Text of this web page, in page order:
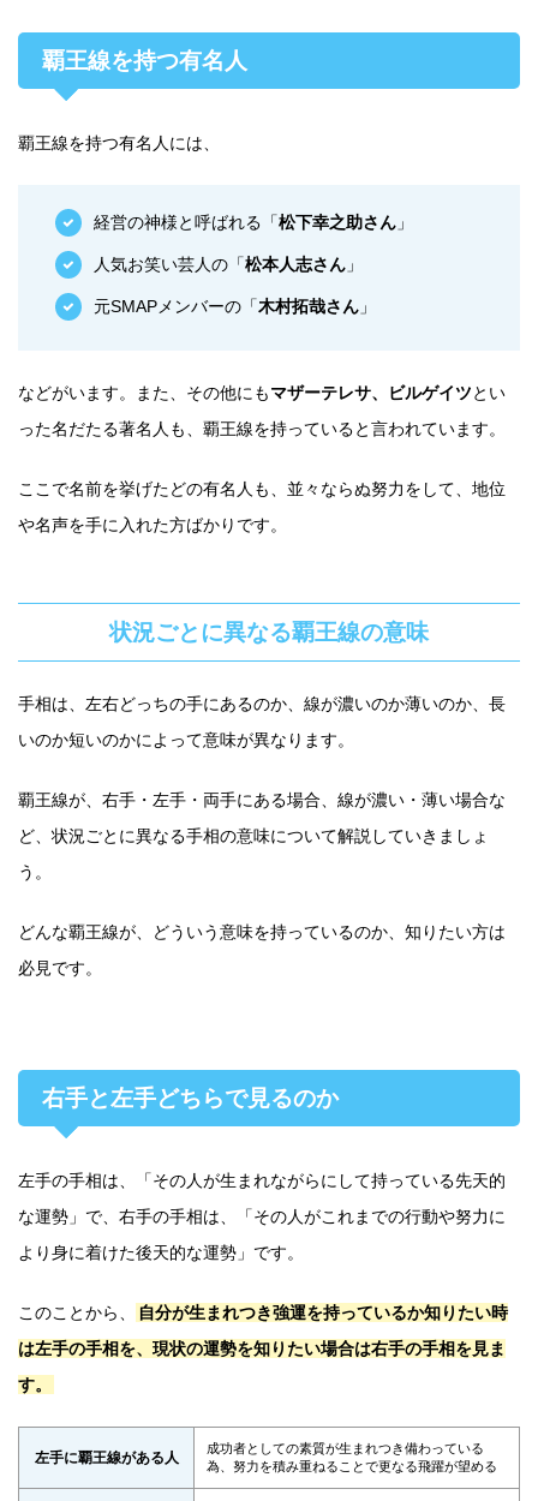
覇王線を持つ有名人
覇王線を持つ有名人には、
経営の神様と呼ばれる「松下幸之助さん」
人気お笑い芸人の「松本人志さん」
元SMAPメンバーの「木村拓哉さん」
などがいます。また、その他にもマザーテレサ、ビルゲイツとい
った名だたる著名人も、覇王線を持っていると言われています。
ここで名前を挙げたどの有名人も、並々ならぬ努力をして、地位
や名声を手に入れた方ばかりです。
状況ごとに異なる覇王線の意味
手相は、左右どっちの手にあるのか、線が濃いのか薄いのか、長
いのか短いのかによって意味が異なります。
覇王線が、右手・左手・両手にある場合、線が濃い・薄い場合な
ど、状況ごとに異なる手相の意味について解説していきましょ
う。
どんな覇王線が、どういう意味を持っているのか、知りたい方は
必見です。
右手と左手どちらで見るのか
左手の手相は、「その人が生まれながらにして持っている先天的
な運勢」で、右手の手相は、「その人がこれまでの行動や努力に
より身に着けた後天的な運勢」です。
このことから、
自分が生まれつき強運を持っているか知りたい時
は左手の手相を、現状の運勢を知りたい場合は右手の手相を見ま
す。
左手に覇王線がある人
成功者としての素質が生まれつき備わっている
為、努力を積み重ねることで更なる飛躍が望める